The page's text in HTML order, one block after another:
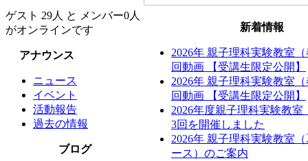
ゲスト 29人 と メンバー0人
がオンラインです
アナウンス
ニュース
イベント
活動報告
過去の情報
ブログ
新着情報
2026年 親子理科実験教室
回動画 【受講生限定公開】
2026年 親子理科実験教室
回動画 【受講生限定公開】
2026年度親子理科実験教室
3回を開催しました
2026年 親子理科実験教室
ース）のご案内